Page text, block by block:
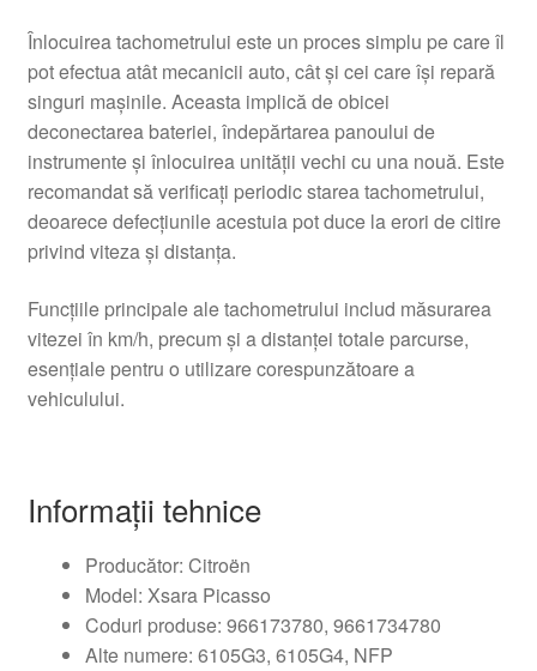
Înlocuirea tachometrului este un proces simplu pe care îl
pot efectua atât mecanicii auto, cât și cei care își repară
singuri mașinile. Aceasta implică de obicei
deconectarea bateriei, îndepărtarea panoului de
instrumente și înlocuirea unității vechi cu una nouă. Este
recomandat să verificați periodic starea tachometrului,
deoarece defecțiunile acestuia pot duce la erori de citire
privind viteza și distanța.
Funcțiile principale ale tachometrului includ măsurarea
vitezei în km/h, precum și a distanței totale parcurse,
esențiale pentru o utilizare corespunzătoare a
vehiculului.
Informații tehnice
Producător: Citroën
Model: Xsara Picasso
Coduri produse: 966173780, 9661734780
Alte numere: 6105G3, 6105G4, NFP